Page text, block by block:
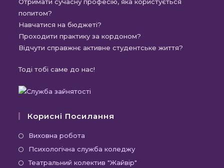
Отримати сучасну професію, яка користується
попитом?
Навчатися на бюджеті?
Проходити практику за кордоном?
Відчути справжнє активне студентське життя?
Тоді тобі саме до нас!
Корисні Посилання
Виховна робота
в
новій
Психологічна служба коледжуВідкриється
в
Театральний колектив "Жайвір"